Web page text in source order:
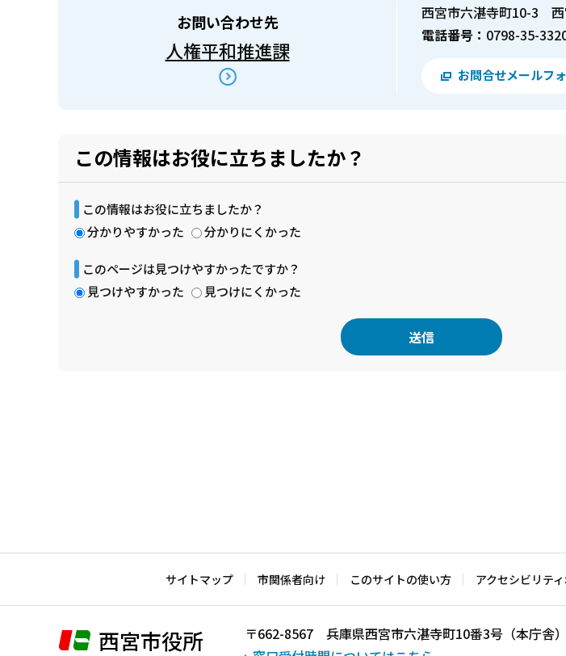
お問い合わせ先
人権平和推進課
西宮市六湛寺町10-3 西
電話番号： 0798-35-
お問合せメールフ
この情報はお役に立ちましたか？
この情報はお役に立ちましたか？
分かりやすかった
分かりにくかった
このページは見つけやすかったですか？
見つけやすかった
見つけにくかった
サイトマップ 市関係者向け このサイトの使い方 アクセシビリテ
西宮市役所
〒662-8567 兵庫県西宮市六湛寺町10番3号（本庁舎）